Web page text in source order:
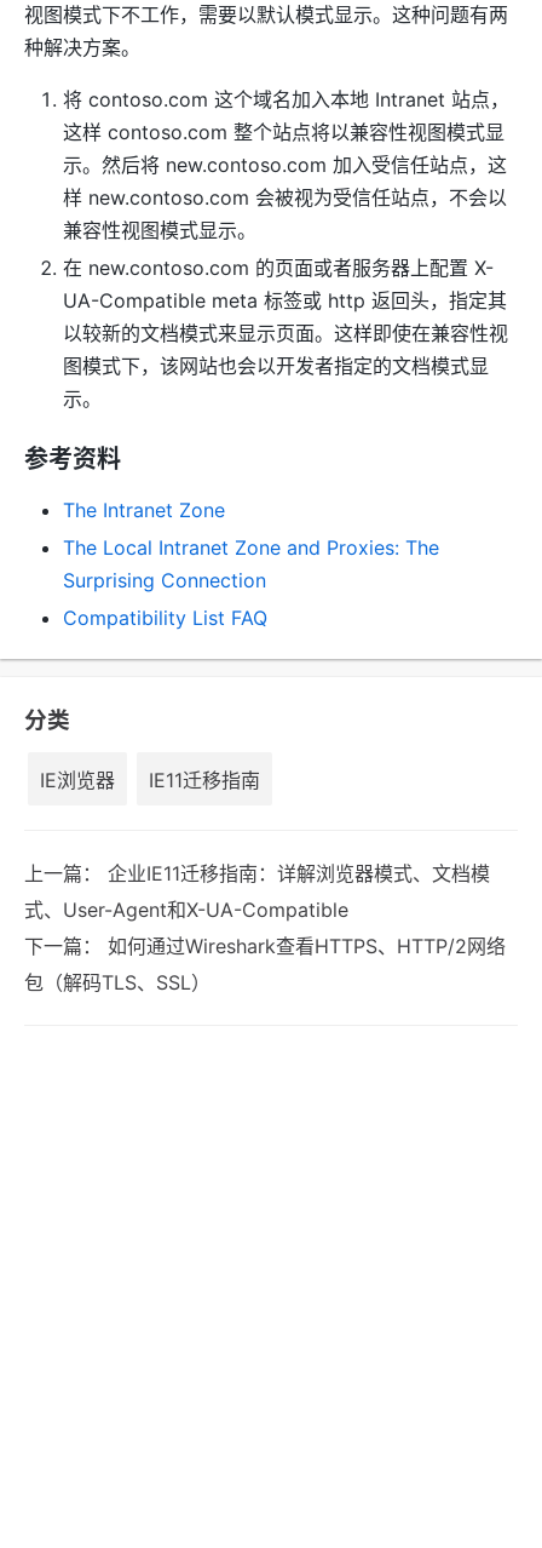
视图模式下不工作，需要以默认模式显示。这种问题有两
种解决方案。
将 contoso.com 这个域名加入本地 Intranet 站点，
这样 contoso.com 整个站点将以兼容性视图模式显
示。然后将 new.contoso.com 加入受信任站点，这
样 new.contoso.com 会被视为受信任站点，不会以
兼容性视图模式显示。
在 new.contoso.com 的页面或者服务器上配置 X-
UA-Compatible meta 标签或 http 返回头，指定其
以较新的文档模式来显示页面。这样即使在兼容性视
图模式下，该网站也会以开发者指定的文档模式显
示。
参考资料
The Intranet Zone
The Local Intranet Zone and Proxies: The
Surprising Connection
Compatibility List FAQ
分类
IE浏览器 IE11迁移指南
上一篇：
企业IE11迁移指南：详解浏览器模式、文档模
式、User-Agent和X-UA-Compatible
下一篇：
如何通过Wireshark查看HTTPS、HTTP/2网络
包（解码TLS、SSL）